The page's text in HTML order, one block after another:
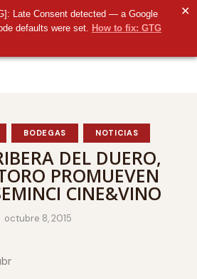
Late Consent detected — a Google
defaults were set. How to fix: GTG
✕
BODEGAS NOTICIAS
DEL DUERO,
PROMUEVEN
CINE&VINO
octubre 8, 2015